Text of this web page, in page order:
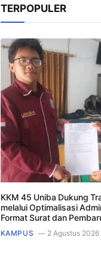
TERPOPULER
KKM 45 Uniba Dukung
melalui Optimalisasi
Format Surat dan
KAMPUS 2 Agustus 2026